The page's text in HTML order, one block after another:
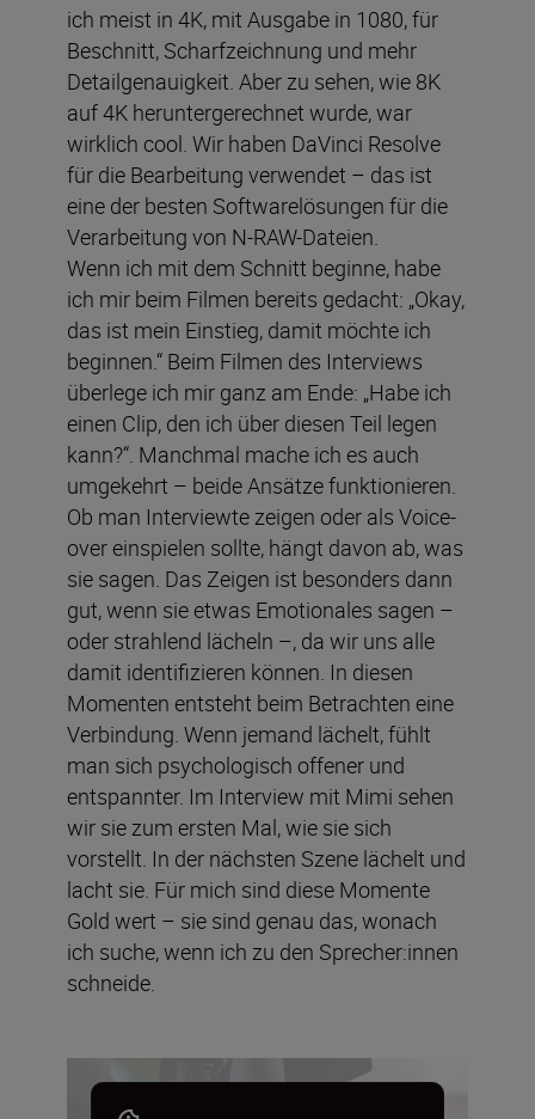
ich meist in 4K, mit Ausgabe in 1080, für
Beschnitt, Scharfzeichnung und mehr
Detailgenauigkeit. Aber zu sehen, wie 8K
auf 4K heruntergerechnet wurde, war
wirklich cool. Wir haben DaVinci Resolve
für die Bearbeitung verwendet – das ist
eine der besten Softwarelösungen für die
Verarbeitung von N-RAW-Dateien.
Wenn ich mit dem Schnitt beginne, habe
ich mir beim Filmen bereits gedacht: „Okay,
das ist mein Einstieg, damit möchte ich
beginnen.“ Beim Filmen des Interviews
überlege ich mir ganz am Ende: „Habe ich
einen Clip, den ich über diesen Teil legen
kann?“. Manchmal mache ich es auch
umgekehrt – beide Ansätze funktionieren.
Ob man Interviewte zeigen oder als Voice-
over einspielen sollte, hängt davon ab, was
sie sagen. Das Zeigen ist besonders dann
gut, wenn sie etwas Emotionales sagen –
oder strahlend lächeln –, da wir uns alle
damit identifizieren können. In diesen
Momenten entsteht beim Betrachten eine
Verbindung. Wenn jemand lächelt, fühlt
man sich psychologisch offener und
entspannter. Im Interview mit Mimi sehen
wir sie zum ersten Mal, wie sie sich
vorstellt. In der nächsten Szene lächelt und
lacht sie. Für mich sind diese Momente
Gold wert – sie sind genau das, wonach
ich suche, wenn ich zu den Sprecher:innen
schneide.